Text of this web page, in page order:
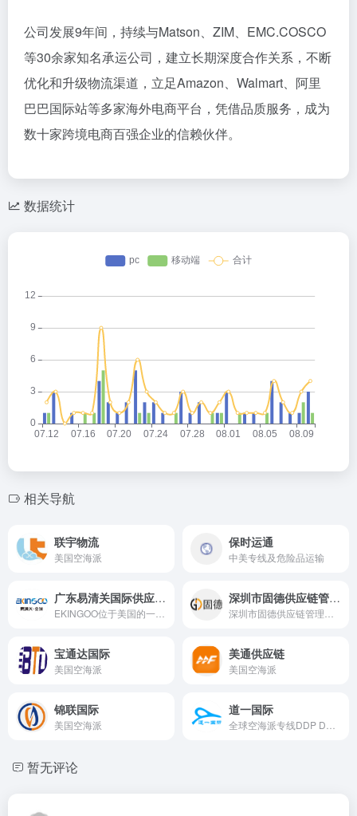
公司发展9年间，持续与Matson、ZIM、EMC.COSCO
等30余家知名承运公司，建立长期深度合作关系，不断
优化和升级物流渠道，立足Amazon、Walmart、阿里
巴巴国际站等多家海外电商平台，凭借品质服务，成为
数十家跨境电商百强企业的信赖伙伴。
数据统计
相关导航
联宇物流
美国空海派
保时运通
中美专线及危险品运输
广东易清关国际供应链有限公司 深圳市固德供应链管理有限公司
宝通达国际
美国空海派
美通供应链
美国空海派
锦联国际
美国空海派
道一国际
暂无评论